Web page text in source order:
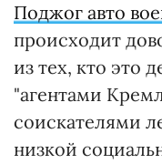
Поджог авто
происходит
из тех, кто это
"агентами
соискателями
низкой